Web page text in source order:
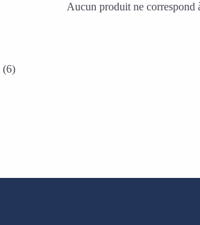
Aucun produit ne correspond
6